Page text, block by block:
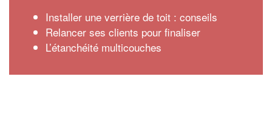
Installer une verrière de toit : conseils
Relancer ses clients pour finaliser
L’étanchéité multicouches